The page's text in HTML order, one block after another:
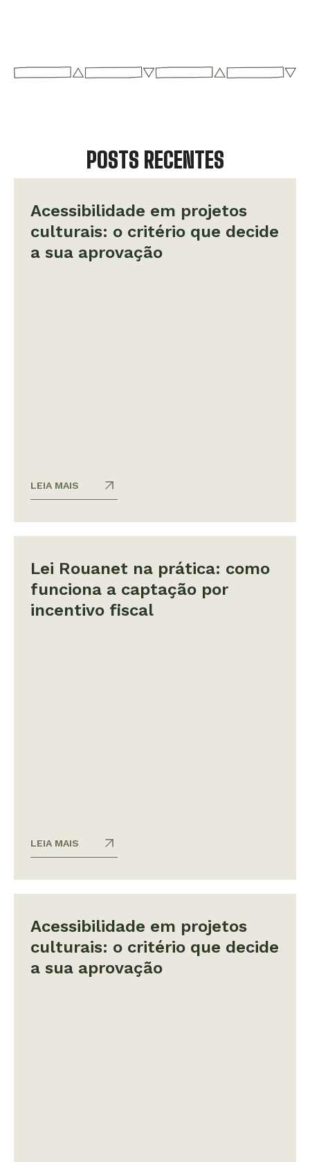
POSTS RECENTES
Acessibilidade em projetos
culturais: o critério que decide
a sua aprovação
LEIA MAIS
Lei Rouanet na prática: como
funciona a captação por
incentivo fiscal
LEIA MAIS
Acessibilidade em projetos
culturais: o critério que decide
a sua aprovação